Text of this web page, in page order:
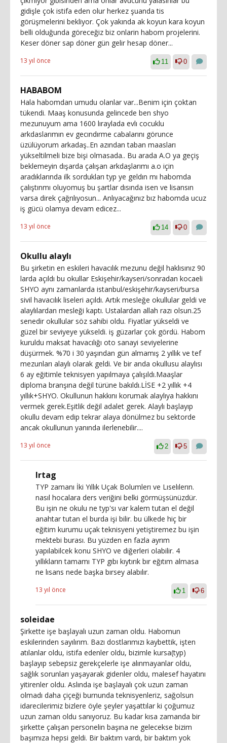
gidişle çok istifa eden olur herkez şuanda tis
görüşmelerini bekliyor. Çok yakında ak koyun kara koyun
belli olduğunda göreceğiz biz onlarin habom projelerini.
Keser döner sap döner gün gelir hesap döner...
13 yıl önce 11 0
HABABOM
Hala habomdan umudu olanlar var...Benim için çoktan
tükendi. Maaş konusunda gelincede ben shyo
mezunuyum ama 1600 lıraylada evlı cocuklu
arkdaslarımın ev gecındırme cabalarını görunce
üzülüyorum arkadaş..En azından taban maasları
yükseltilmeli bize bişi olmasada.. Bu arada A.O ya geçiş
beklemeyin dışarda çalışan arkdaşlarımı a.o için
aradıklarında ilk sordukları typ ye geldın mı habomda
çalıştınmı oluyomuş bu şartlar dısında isen ve lisansın
varsa direk çağrılıyosun... Anlıyacağınız bız habomda ucuz
iş gücü olamya devam edicez...
13 yıl önce 14 0
Okullu alaylı
Bu şirketin en eskileri havacılık mezunu değil haklısınız 90
larda açıldı bu okullar Eskişehir/kayseri/sonradan kocaeli
SHYO aynı zamanlarda istanbul/eskişehir/kayseri/bursa
sivil havacılık liseleri açıldı. Artık mesleğe okullular geldi ve
alaylılardan mesleği kaptı. Ustalardan allah razı olsun.25
senedir okullular söz sahibi oldu. Fiyatlar yükseldi ve
güzel bir seviyeye yükseldi. iş güzarlar çok gördü. Habom
kuruldu maksat havacılığı oto sanayi seviyelerine
düşürmek. %70 i 30 yaşından gün almamış 2 yıllık ve tef
mezunları alaylı olarak geldi. Ve bir anda okullusu alaylısı
6 ay eğitimle teknisyen yapılmaya çalışıldı.Maaşlar
diploma branşına değil türüne bakıldı.LİSE +2 yıllık +4
yıllık+SHYO. Okullunun hakkını korumak alaylıya hakkını
vermek gerek.Eşitlik değil adalet gerek. Alaylı başlayıp
okullu devam edip tekrar alaya dönülmez bu sektorde
ancak okullunun yanında ilerlenebilir....
13 yıl önce 2 5
Irtag
TYP zamanı İki Yıllık Uçak Bolumlerı ve Lıselılerın.
nasıl hocalara ders veriğini belki görmüşsünüzdür.
Bu işin ne okulu ne typ'sı var kalem tutan el değil
anahtar tutan el burda işi bilir. bu ülkede hiç bir
eğitim kurumu uçak teknisyeni yetiştiremez bu işin
mektebi burası. Bu yüzden en fazla ayrım
yapılabilcek konu SHYO ve diğerleri olabilir. 4
yıllıkların tamamı TYP gıbı kıytırık bır eğıtım almasa
ne lısans nede başka bırsey alabılır.
13 yıl önce 1 6
soleidae
Şirkette işe başlayalı uzun zaman oldu. Habomun
eskilerinden sayılırım. Bazı dostlarımızı kaybettik, işten
atılanlar oldu, istifa edenler oldu, bizimle kursa(typ)
başlayıp sebepsiz gerekçelerle işe alınmayanlar oldu,
sağlık sorunları yaşayarak gidenler oldu, malesef hayatını
yitirenler oldu. Aslında işe başlayalı çok uzun zaman
olmadı daha çiçeği burnunda teknisyenleriz, sağolsun
idarecilerimiz bizlere öyle şeyler yaşattılar ki çoğumuz
uzun zaman oldu sanıyoruz. Bu kadar kısa zamanda bir
şirkette çalışan personelin başına ne gelecekse bizim
başımıza hepsi geldi. Bir baktım vardı, bir baktım yok